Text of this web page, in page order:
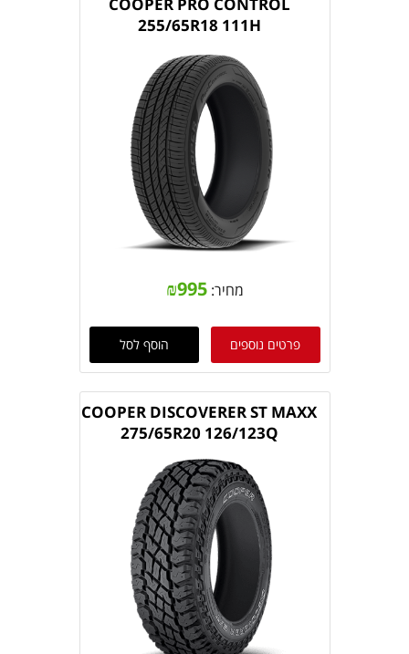
255/65R18 111H
מחיר: ₪995
פרטים נוספים הוסף לסל
COOPER DISCOVERER ST MAXX
275/65R20 126/123Q